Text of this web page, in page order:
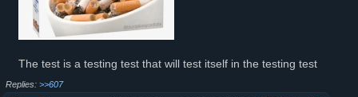
The test is a testing test that will test itself in the testing test
>>607